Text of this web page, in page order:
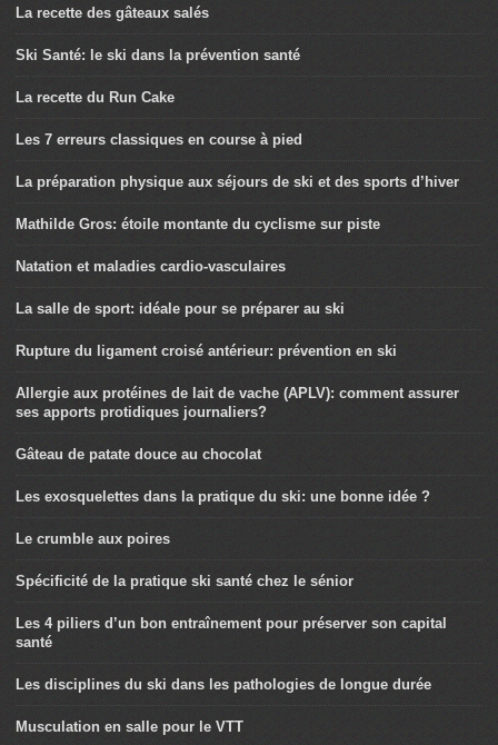
La recette des gâteaux salés
Ski Santé: le ski dans la prévention santé
La recette du Run Cake
Les 7 erreurs classiques en course à pied
La préparation physique aux séjours de ski et des sports d’hiver
Mathilde Gros: étoile montante du cyclisme sur piste
Natation et maladies cardio-vasculaires
La salle de sport: idéale pour se préparer au ski
Rupture du ligament croisé antérieur: prévention en ski
Allergie aux protéines de lait de vache (APLV): comment assurer
ses apports protidiques journaliers?
Gâteau de patate douce au chocolat
Les exosquelettes dans la pratique du ski: une bonne idée ?
Le crumble aux poires
Spécificité de la pratique ski santé chez le sénior
Les 4 piliers d’un bon entraînement pour préserver son capital
santé
Les disciplines du ski dans les pathologies de longue durée
Musculation en salle pour le VTT